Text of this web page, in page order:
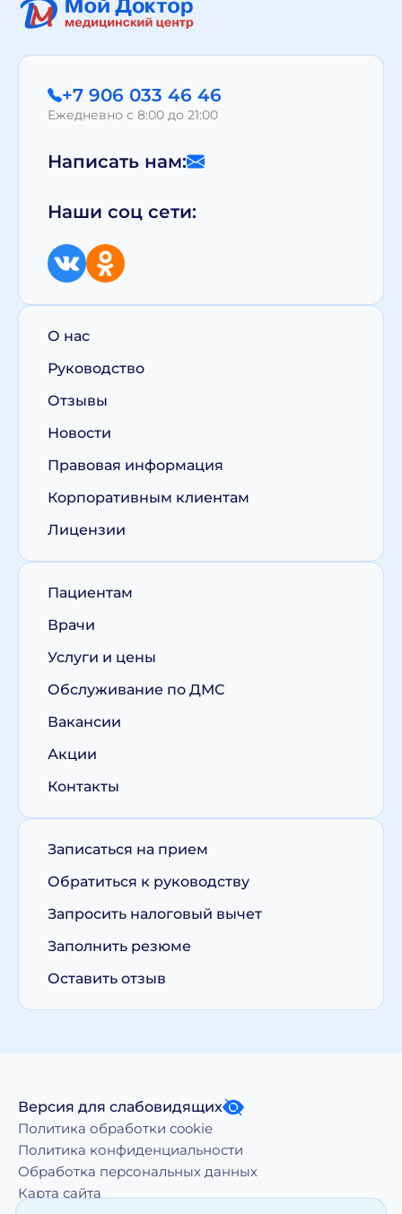
+7 906 033 46 46
Ежедневно с 8:00 до 21:00
Написать нам:
Наши соц сети:
О нас
Руководство
Отзывы
Новости
Правовая информация
Корпоративным клиентам
Лицензии
Пациентам
Врачи
Услуги и цены
Обслуживание по ДМС
Вакансии
Акции
Контакты
Записаться на прием
Обратиться к руководству
Запросить налоговый вычет
Заполнить резюме
Оставить отзыв
Версия для слабовидящих
Политика обработки cookie
Политика конфиденциальности
Обработка персональных данных
Карта сайта